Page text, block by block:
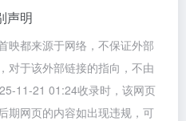
声明
映都来源于网络，不保证外部
对于该外部链接的指向，不由
11-21 01:24收录时，该网页
期网页的内容如出现违规，可